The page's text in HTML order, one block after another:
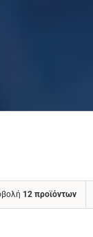
12 προϊόντων